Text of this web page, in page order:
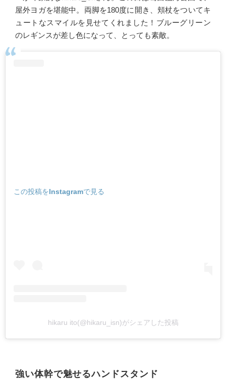
屋外ヨガを堪能中。両脚を180度に開き、頬杖をついてキ
ュートなスマイルを見せてくれました！ブルーグリーン
のレギンスが差し色になって、とっても素敵。
この投稿をInstagramで見る
hikaru ito(@hikaru_isn)がシェアした投稿
強い体幹で魅せるハンドスタンド